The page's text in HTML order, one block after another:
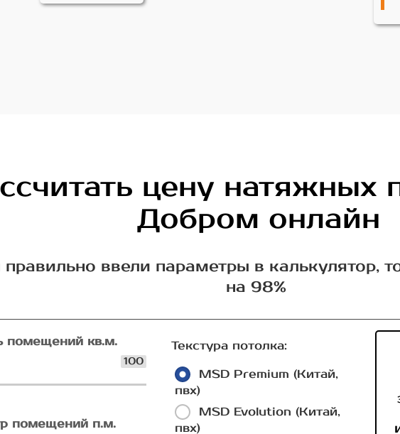
цену натяжных
Добром онлайн
ввели параметры в калькулятор,
на 98%
помещений кв.м.
100
помещений п.м.
Текстура потолка:
MSD Premium (Китай,
пвх)
MSD Evolution (Китай,
пвх)